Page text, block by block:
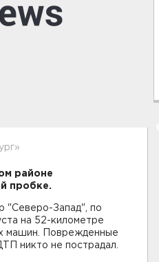
районе
пробке.
"Северо-Запад", по
на 52-километре
машин. Поврежденные
никто не пострадал.